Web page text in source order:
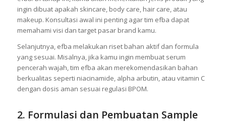
Langkah pertama adalah melakukan konsultasi dengan tim
efba. Di tahap ini, kamu akan menentukan jenis produk yang
makeup. Konsultasi awal ini penting agar tim efba dapat
memahami visi dan target pasar brand kamu.
Selanjutnya, efba melakukan riset bahan aktif dan formula
yang sesuai. Misalnya, jika kamu ingin membuat serum
dengan dosis aman sesuai regulasi BPOM.